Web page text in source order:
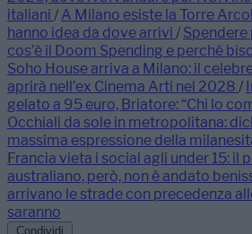
italiani / A Milano esiste la Torre
hanno idea da dove arrivi / Spendere
cos’è il Doom Spending e perché
Soho House arriva a Milano: il
aprirà nell’ex Cinema Arti nel 2028 /
gelato a 95 euro, Briatore: “Chi lo
Occhiali da sole in metropolitana:
massima espressione della
Francia vieta i social agli under 15: il
australiano, però, non è andato
arrivano le strade con precedenza
saranno
Condividi